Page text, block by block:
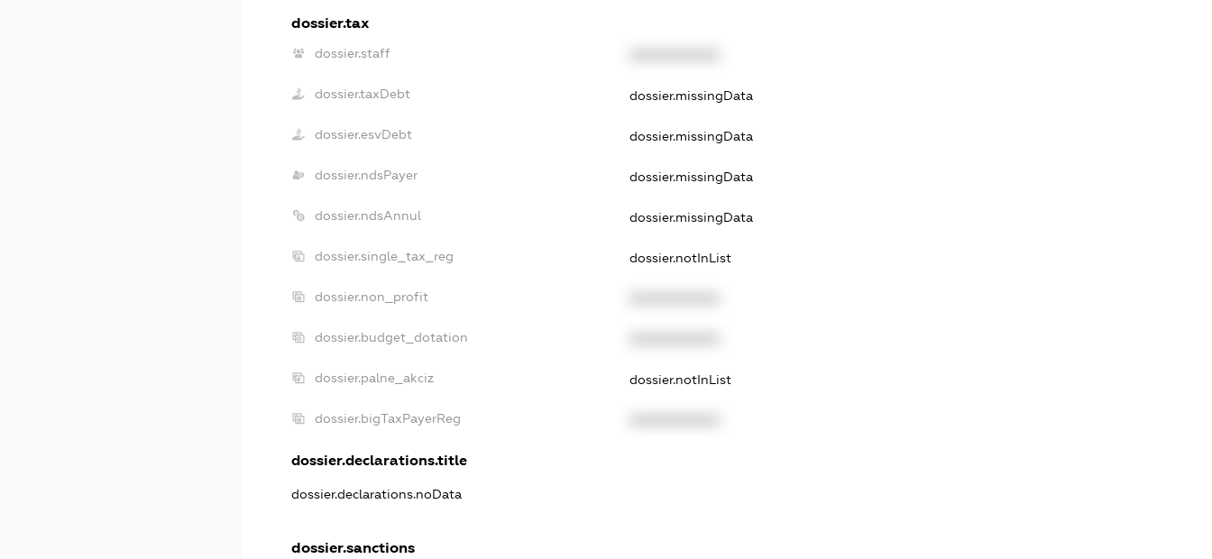
dossier.tax
dossier.staff
dossier.taxDebt dossier.missingData
dossier.esvDebt dossier.missingData
dossier.ndsPayer dossier.missingData
dossier.ndsAnnul dossier.missingData
dossier.single_tax_reg dossier.notInList
dossier.non_profit
dossier.budget_dotation
dossier.palne_akciz dossier.notInList
dossier.bigTaxPayerReg
dossier.declarations.title
dossier.declarations.noData
dossier.sanctions